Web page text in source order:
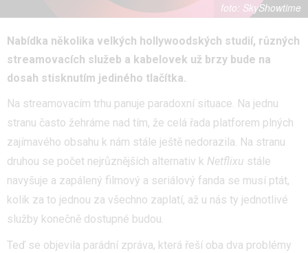
SkyShowtime
Nabídka několika velkých hollywoodských studií, různých
streamovacích služeb a kabelovek už brzy bude na
dosah stisknutím jediného tlačítka.
Na streamovacím trhu panuje paradoxní situace. Na jednu
stranu často žehráme nad tím, že celá řada platforem plných
zajímavého obsahu k nám stále ještě nedorazila. Na stranu
druhou se počet nejrůznějších alternativ k Netflixu stále
navyšuje a zapálený filmový a seriálový fanda se musí ptát,
kolik za to jednou za všechno zaplatí, až u nás ty jednotlivé
služby konečně dostupné budou.
Teď se objevila parádní zpráva, která řeší oba dva problémy